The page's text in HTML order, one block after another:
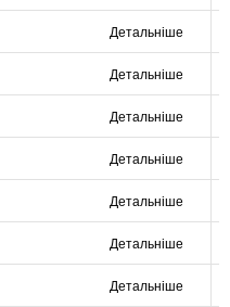
Детальніше
Детальніше
Детальніше
Детальніше
Детальніше
Детальніше
Детальніше